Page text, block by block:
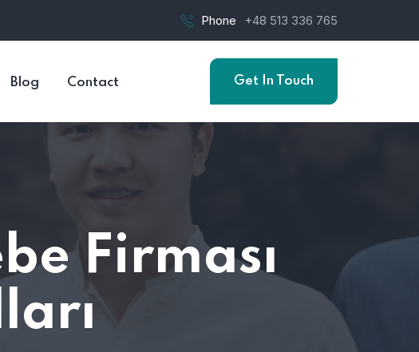
Phone +48 513 336 765
Blog Contact Get In Touch
Firması